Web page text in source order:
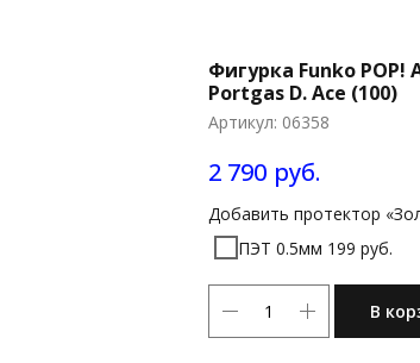
Фигурка Funko POP!
Portgas D. Ace (100)
Артикул: 06358
2 790 руб.
Добавить протектор
ПЭТ 0.5мм 199 руб.
В